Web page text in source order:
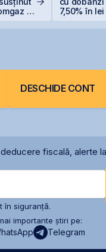
și
7,50% în
DESCHIDE CONT
fiscală, alerte
în siguranță.
importante știri pe:
Telegram